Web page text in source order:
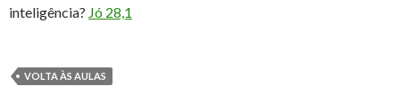
inteligência? Jó 28,1
VOLTA ÀS AULAS